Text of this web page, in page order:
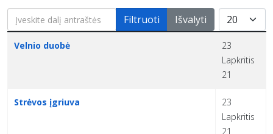
Įveskite dalį antraštės Filtruoti Išvalyti Rodyti po
Pavadinimas
Velnio duobė
23
Lapkritis
21
Strėvos įgriuva
23
Lapkritis
21